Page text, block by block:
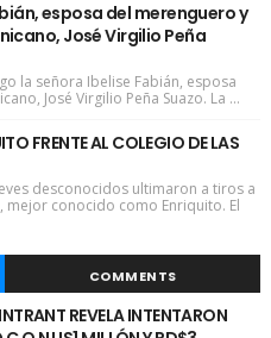
esposa del merenguero y
José Virgilio Peña
la señora Ibelise Fabián, esposa
José Virgilio Peña Suazo. La ...
FRENTE AL COLEGIO DE LAS
desconocidos ultimaron a tiros a
mejor conocido como Enriquito. El
COMMENTS
REVELA INTENTARON